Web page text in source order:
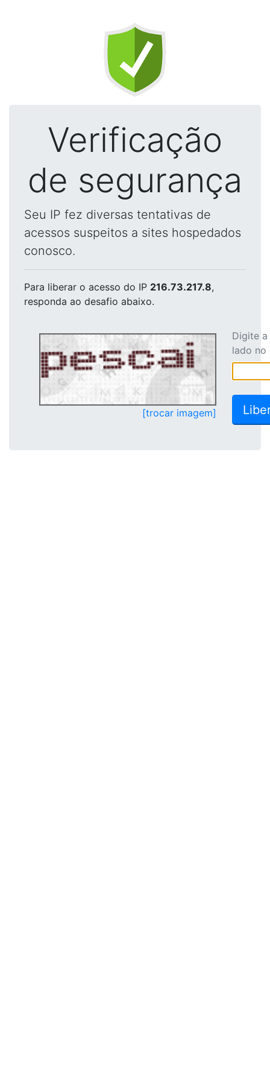
Verificação
de segurança
Seu IP fez diversas tentativas de
acessos suspeitos a sites hospedados
conosco.
Para liberar o acesso do IP 216.73.217.8,
responda ao desafio abaixo.
[trocar imagem]
Digite
lado no